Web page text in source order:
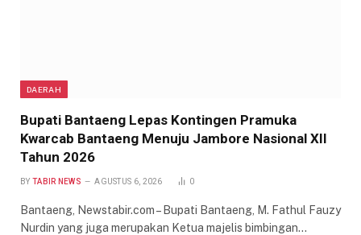
DAERAH
Bupati Bantaeng Lepas Kontingen Pramuka
Kwarcab Bantaeng Menuju Jambore Nasional XII
Tahun 2026
BY TABIR NEWS AGUSTUS 6, 2026 0
Bantaeng, Newstabir.com – Bupati Bantaeng, M. Fathul Fauzy
Nurdin yang juga merupakan Ketua majelis bimbingan…